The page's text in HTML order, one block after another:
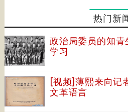
热门新
政治局委员的知
学习
[视频]薄熙来向记
文革语言